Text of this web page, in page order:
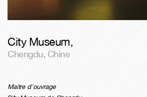
City Museum,
Chengdu, Chine
Maitre d'ouvrage